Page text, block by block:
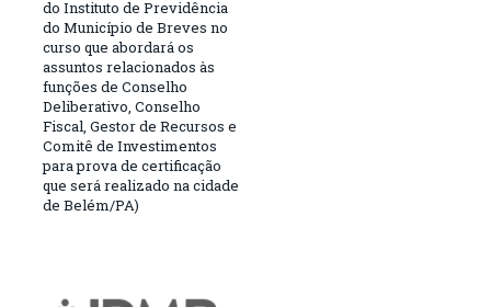
do Instituto de Previdência
do Município de Breves no
curso que abordará os
assuntos relacionados às
funções de Conselho
Deliberativo, Conselho
Fiscal, Gestor de Recursos e
Comitê de Investimentos
para prova de certificação
que será realizado na cidade
de Belém/PA)